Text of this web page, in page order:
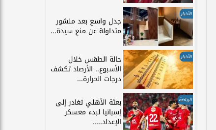
الأخبار
جدل واسع بعد منشور
متداولة عن منع سيدة...
الأخبار حالة الطقس خلال
الأسبوع.. الأرصاد تكشف
درجات الحرارة...
الرياضة بعثة الأهلي تغادر إلى
إسبانيا لبدء معسكر
الإعداد.....